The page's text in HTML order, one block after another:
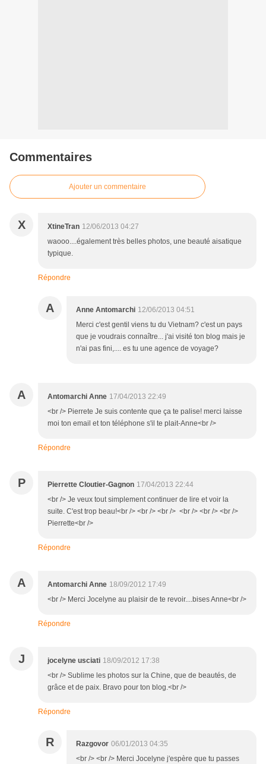
Commentaires
Ajouter un commentaire
X XtineTran 12/06/2013 04:27
waooo....également très belles photos, une beauté aisatique
typique.
Répondre
A Anne Antomarchi 12/06/2013 04:51
Merci c'est gentil viens tu du Vietnam? c'est un pays
que je voudrais connaître... j'ai visité ton blog mais je
n'ai pas fini,.... es tu une agence de voyage?
A Antomarchi Anne 17/04/2013 22:49
<br /> Pierrete Je suis contente que ça te palise! merci laisse
moi ton email et ton téléphone s'il te plait-Anne<br />
Répondre
P Pierrette Cloutier-Gagnon 17/04/2013 22:44
<br /> Je veux tout simplement continuer de lire et voir la
suite. C'est trop beau!<br /> <br /> <br /> <br /> <br /> <br />
Pierrette<br />
Répondre
A Antomarchi Anne 18/09/2012 17:49
<br /> Merci Jocelyne au plaisir de te revoir....bises Anne<br />
Répondre
J jocelyne usciati 18/09/2012 17:38
<br /> Sublime les photos sur la Chine, que de beautés, de
grâce et de paix. Bravo pour ton blog.<br />
Répondre
R Razgovor 06/01/2013 04:35
<br /> <br /> Merci Jocelyne j'espère que tu passes